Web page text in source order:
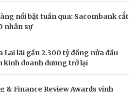
nổi bật tuần qua: Sacombank cắt
nhân sự
Lai lãi gần 2.300 tỷ đồng nửa đầu
kinh doanh dương trở lại
& Finance Review Awards vinh